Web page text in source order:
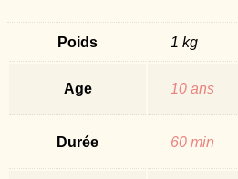
Poids 1 kg
Age 10 ans
Durée 60 min